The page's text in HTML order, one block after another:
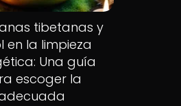
tibetanas y
en la limpieza
Una guía
escoger la